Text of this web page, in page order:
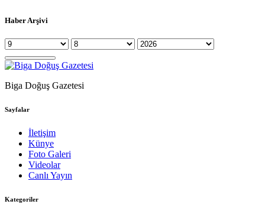
Haber Arşivi
Biga Doğuş Gazetesi
Sayfalar
İletişim
Künye
Foto Galeri
Videolar
Canlı Yayın
Kategoriler